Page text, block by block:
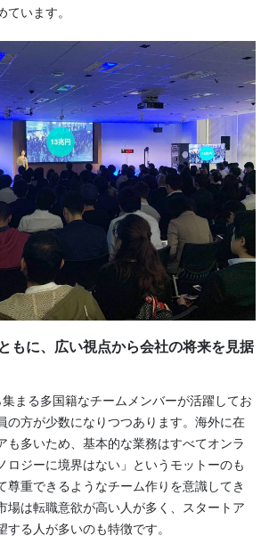
います。
もに、広い視点から会社の将来を見据
まる多国籍なチームメンバーが活躍してお
の方が少数になりつつあります。海外に在
も多いため、基本的な業務はすべてオンラ
ロジーに境界はない」というモットーのも
尊重できるようなチーム作りを意識してき
場は転職意欲が高い人が多く、スタートア
する人が多いのも特徴です。